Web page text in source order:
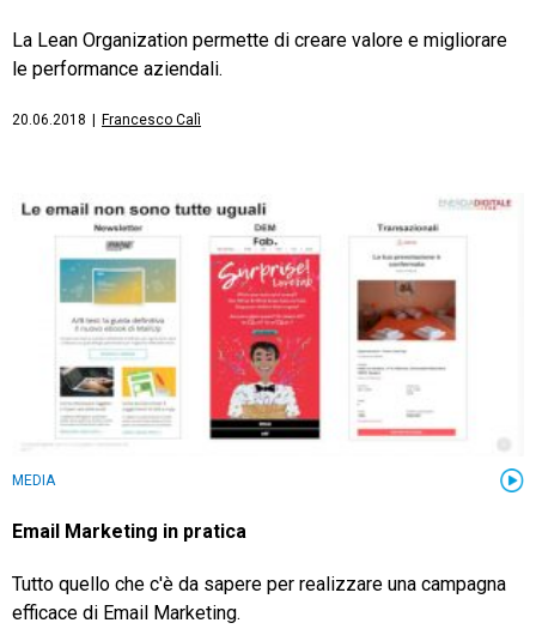
La Lean Organization permette di creare valore e migliorare
le performance aziendali.
20.06.2018 | Francesco Calì
MEDIA
Email Marketing in pratica
Tutto quello che c'è da sapere per realizzare una campagna
efficace di Email Marketing.